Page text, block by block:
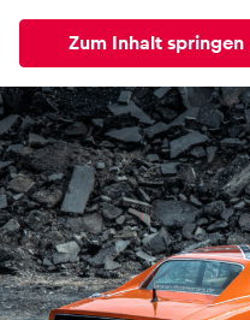
Zum Inhalt springen
Alle News Events
News